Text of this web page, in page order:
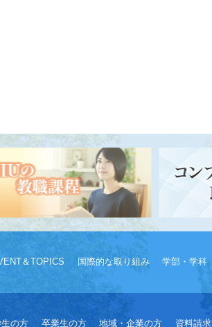
＆TOPICS 国際的な取り組み 学部・学科
の方 卒業生の方 地域・企業の方 資料請求